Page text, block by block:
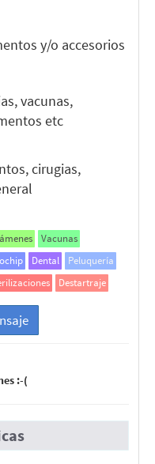
y/o accesorios
vacunas,
etc
cirugias,
Vacunas
Dental
Peluquería
Destartraje
:-(